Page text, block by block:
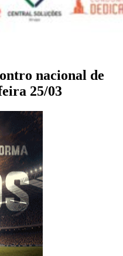
nacional de
25/03